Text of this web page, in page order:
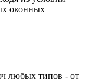
оконных
любых типов - от